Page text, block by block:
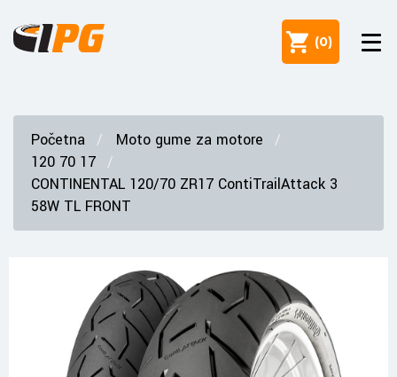
(0)
Početna
Moto gume za motore
120 70 17
CONTINENTAL 120/70 ZR17 ContiTrailAttack 3
58W TL FRONT